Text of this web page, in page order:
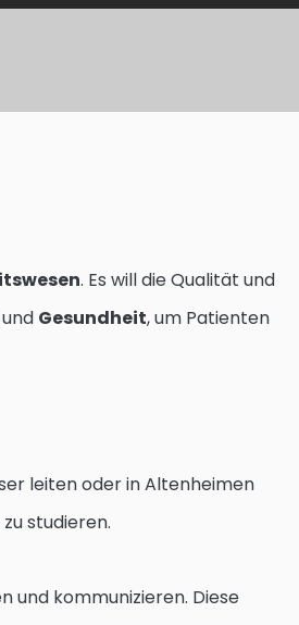
. Es will die Qualität und
Gesundheit, um Patienten
leiten oder in Altenheimen
studieren.
und kommunizieren. Diese